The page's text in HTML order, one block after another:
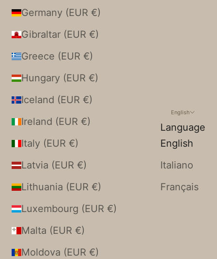
Germany (EUR €)
Gibraltar (EUR €)
Greece (EUR €)
Hungary (EUR €)
Iceland (EUR €)
Ireland (EUR €)
Italy (EUR €)
Latvia (EUR €)
Lithuania (EUR €)
Luxembourg (EUR €)
Malta (EUR €)
Moldova (EUR €)
English
Language
English
Italiano
Français